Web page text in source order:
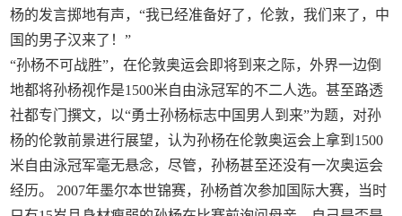
杨的发言掷地有声，“我已经准备好了，伦敦，我们来了，中
国的男子汉来了！”
“孙杨不可战胜”，在伦敦奥运会即将到来之际，外界一边倒
地都将孙杨视作是1500米自由泳冠军的不二人选。甚至路透
社都专门撰文，以“勇士孙杨标志中国男人到来”为题，对孙
杨的伦敦前景进行展望，认为孙杨在伦敦奥运会上拿到1500
米自由泳冠军毫无悬念，尽管，孙杨甚至还没有一次奥运会
经历。 2007年墨尔本世锦赛，孙杨首次参加国际大赛，当时